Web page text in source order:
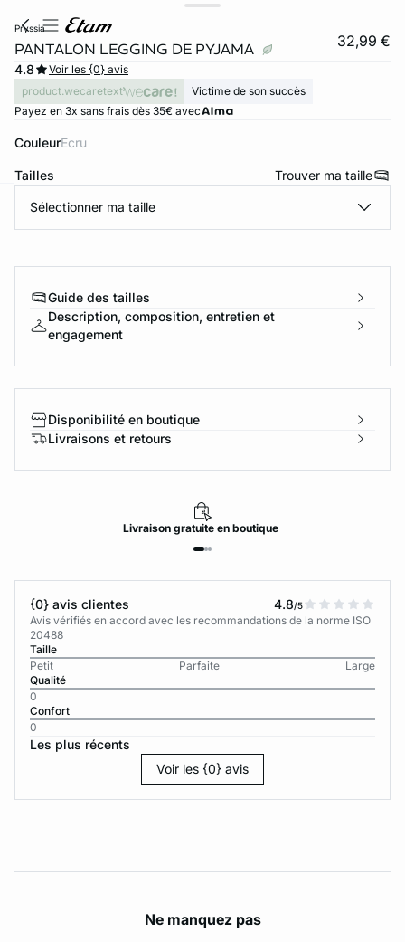
pryssia
PANTALON LEGGING DE PYJAMA 32,99 €
4.8
Voir les {0} avis
product.wecaretext
Victime de son succès
Payez en 3x sans frais dès 35€ avec
Couleur ecru
Tailles Trouver ma taille
Sélectionner ma taille
Guide des tailles
Description, composition, entretien et
engagement
Disponibilité en boutique
Livraisons et retours
Livraisongratuiteen boutique
{0} avis clientes 4.8/5
Avis vérifiés en accord avec les recommandations de la norme ISO
20488
Taille
Petit
Parfaite
Large
Qualité
0
Confort
0
Les plus récents
Voir les {0} avis
Ne manquez pas